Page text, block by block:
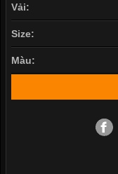
Vải:
Size:
Màu: